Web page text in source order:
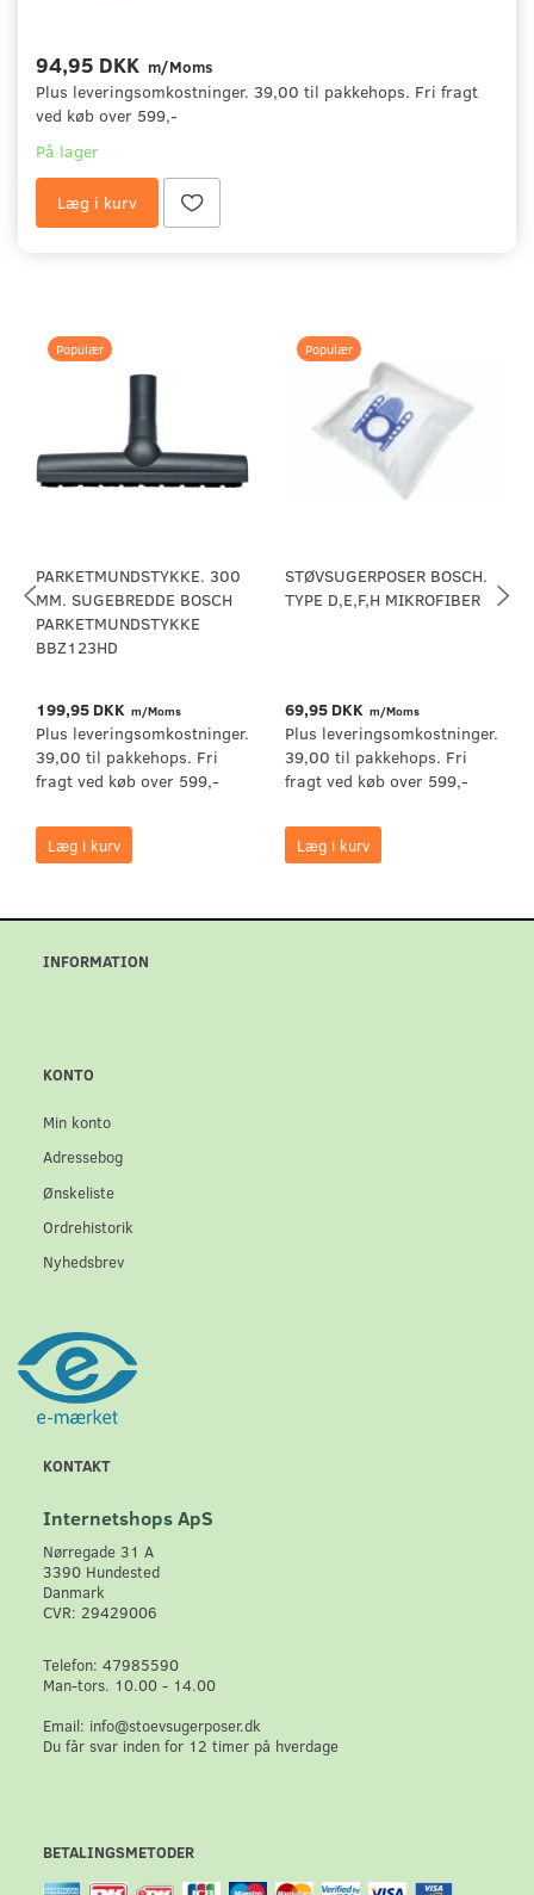
94,95 DKK m/Moms
Plus leveringsomkostninger. 39,00 til pakkehops. Fri fragt
ved køb over 599,-
På lager
Læg i kurv
Populær
PARKETMUNDSTYKKE. 300
MM. SUGEBREDDE BOSCH
PARKETMUNDSTYKKE
BBZ123HD
199,95 DKK m/Moms
Plus leveringsomkostninger.
39,00 til pakkehops. Fri
fragt ved køb over 599,-
Læg i kurv
Populær
STØVSUGERPOSER BOSCH.
TYPE D,E,F,H MIKROFIBER
69,95 DKK m/Moms
Plus leveringsomkostninger.
39,00 til pakkehops. Fri
fragt ved køb over 599,-
Læg i kurv
INFORMATION
KONTO
Min konto
Adressebog
Ønskeliste
Ordrehistorik
Nyhedsbrev
KONTAKT
Internetshops ApS
Nørregade 31 A
3390 Hundested
Danmark
CVR: 29429006
Telefon: 47985590
Man-tors. 10.00 - 14.00
Email: info@stoevsugerposer.dk
Du får svar inden for 12 timer på hverdage
BETALINGSMETODER